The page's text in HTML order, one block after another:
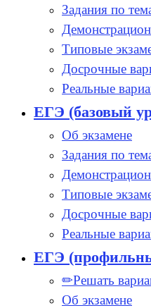
Задания по
Типовые
Досрочные
Реальные
ЕГЭ (базовый
Об экзамене
Задания по
Типовые
Досрочные
Реальные
ЕГЭ
✏Решать
Об экзамене